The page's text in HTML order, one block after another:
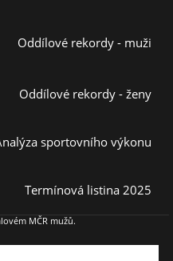
Oddílové rekordy - muži
Oddílové rekordy - ženy
sportovního výkonu
Termínová listina 2025
MČR mužů.